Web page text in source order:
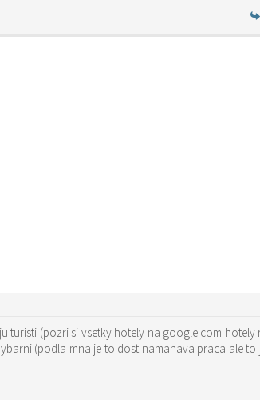
(pozri si vsetky hotely na google.com hotely